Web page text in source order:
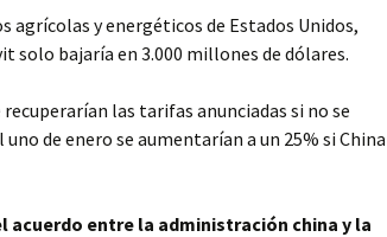
agrícolas y energéticos de Estados Unidos,
solo bajaría en 3.000 millones de dólares.
las tarifas anunciadas si no se
de enero se aumentarían a un 25% si China
entre la administración china y la